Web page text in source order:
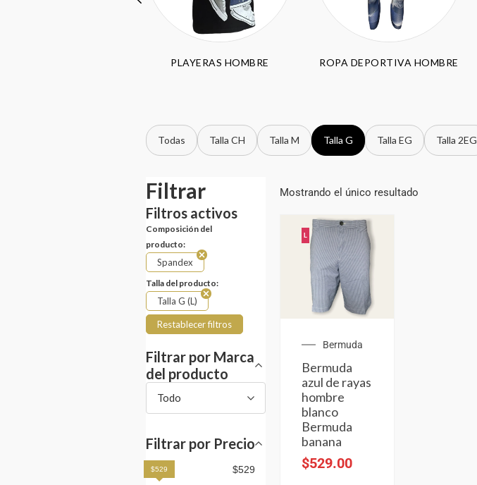
PLAYERAS HOMBRE ROPA DEPORTIVA HOMBRE
Todas Talla CH Talla M Talla G Talla EG Talla 2EG
Filtrar
Filtros activos
Composición del
producto:
Spandex
Talla del producto:
Talla G (L)
Restablecer filtros
Filtrar por Marca
del producto
Todo
Filtrar por Precio
$529
$529
Mostrando el único resultado
L
Bermuda
Bermuda
azul de rayas
hombre
blanco
Bermuda
banana
$529.00